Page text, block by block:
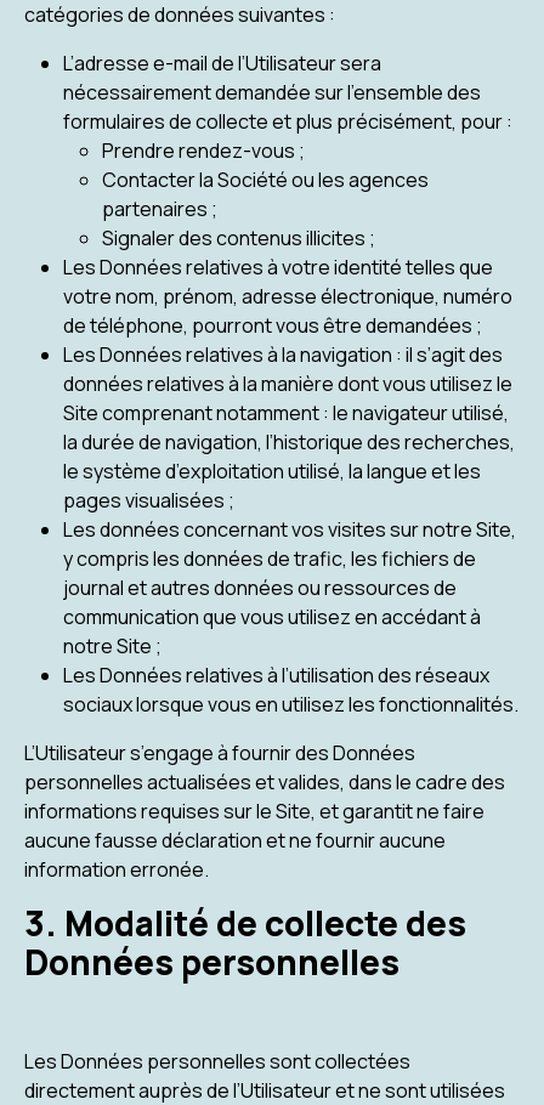
catégories de données suivantes :
L’adresse e-mail de l’Utilisateur sera
nécessairement demandée sur l’ensemble des
formulaires de collecte et plus précisément, pour :
Prendre rendez-vous ;
Contacter la Société ou les agences
partenaires ;
Signaler des contenus illicites ;
Les Données relatives à votre identité telles que
votre nom, prénom, adresse électronique, numéro
de téléphone, pourront vous être demandées ;
Les Données relatives à la navigation : il s’agit des
données relatives à la manière dont vous utilisez le
Site comprenant notamment : le navigateur utilisé,
la durée de navigation, l’historique des recherches,
le système d’exploitation utilisé, la langue et les
pages visualisées ;
Les données concernant vos visites sur notre Site,
y compris les données de trafic, les fichiers de
journal et autres données ou ressources de
communication que vous utilisez en accédant à
notre Site ;
Les Données relatives à l’utilisation des réseaux
sociaux lorsque vous en utilisez les fonctionnalités.
L’Utilisateur s’engage à fournir des Données
personnelles actualisées et valides, dans le cadre des
informations requises sur le Site, et garantit ne faire
aucune fausse déclaration et ne fournir aucune
information erronée.
3. Modalité de collecte des
Données personnelles
Les Données personnelles sont collectées
directement auprès de l’Utilisateur et ne sont utilisées